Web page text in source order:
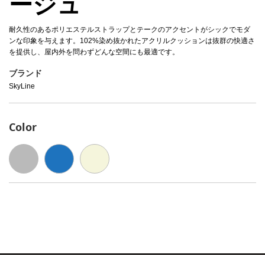
耐久性のあるポリエステルストラップとテークのアクセントがシックでモダ
ンな印象を与えます。102%染め抜かれたアクリルクッションは抜群の快適さ
を提供し、屋内外を問わずどんな空間にも最適です。
ブランド
SkyLine
Color